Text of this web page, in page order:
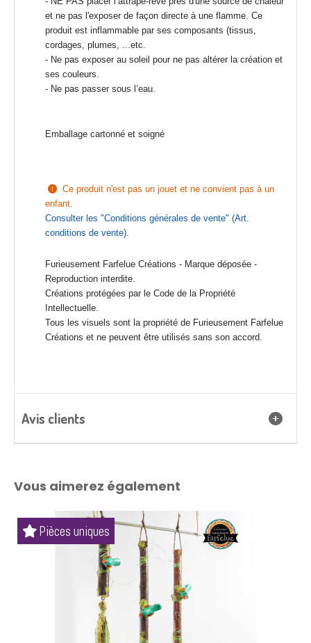
et ne pas l'exposer de façon directe à une flamme. Ce
produit est inflammable par ses composants (tissus,
cordages, plumes, ...etc.
- Ne pas exposer au soleil pour ne pas altérer la création et
ses couleurs.
- Ne pas passer sous l’eau.
Emballage cartonné et soigné
 Ce produit n'est pas un jouet et ne convient pas à un
enfant.
Consulter les "Conditions générales de vente" (Art.
conditions de vente)
Furieusement Farfelue Créations - Marque déposée -
Reproduction interdite.
Créations protégées par le Code de la Propriété
Intellectuelle.
Tous les visuels sont la propriété de Furieusement Farfelue
Créations et ne peuvent être utilisés sans son accord.
Avis clients
Vous aimerez également
Pièce unique